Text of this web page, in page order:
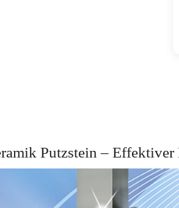
Putzstein –